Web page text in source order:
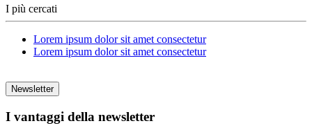
I più cercati
Lorem ipsum dolor sit amet consectetur
Lorem ipsum dolor sit amet consectetur
Newsletter
I vantaggi della newsletter